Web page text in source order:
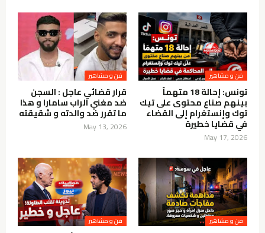
فن و مشاهير
تونس: إحالة 18 متهماً
بينهم صناع محتوى على تيك
توك وإنستغرام إلى القضاء
في قضايا خطيرة
May 17, 2026
فن و مشاهير
قرار قضائي عاجل : السجن
ضد مغني الراب سامارا و هذا
ما تقرر ضد والدته و شقيقته
May 13, 2026
فن و مشاهير فن و مشاهير